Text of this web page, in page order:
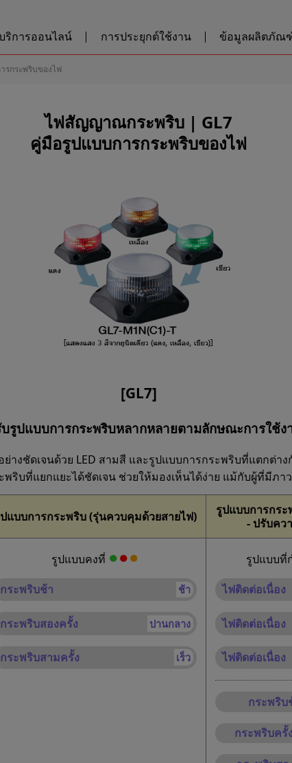
ริการออนไลน์ การประยุกต์ใช้งาน ข้อมูลผลิตภัณฑ์
รกระพริบของไฟ
ไฟสัญญาณกระพริบ | GL7
คู่มือรูปแบบการกระพริบของไฟ
[GL7]
บรูปแบบการกระพริบหลากหลายตามลักษณะการใช้ง
ย่างชัดเจนด้วย LED สามสี และรูปแบบการกระพริบที่แตกต่าง
พริบที่แยกแยะได้ชัดเจน ช่วยให้มองเห็นได้ง่าย แม้กับผู้ที่มีภา
แบบการกระพริบ (รุ่นควบคุมด้วยสายไฟ)
รูปแบบการกร
- ปรับคว
รูปแบบคงที่ ●●●
กระพริบช้า ช้า
กระพริบสองครั้ง ปานกลาง
กระพริบสามครั้ง เร็ว
รูปแบบที่
ไฟติดต่อเนื่อง
ไฟติดต่อเนื่อง
ไฟติดต่อเนื่อง
กระพริบ
กระพริบครั้